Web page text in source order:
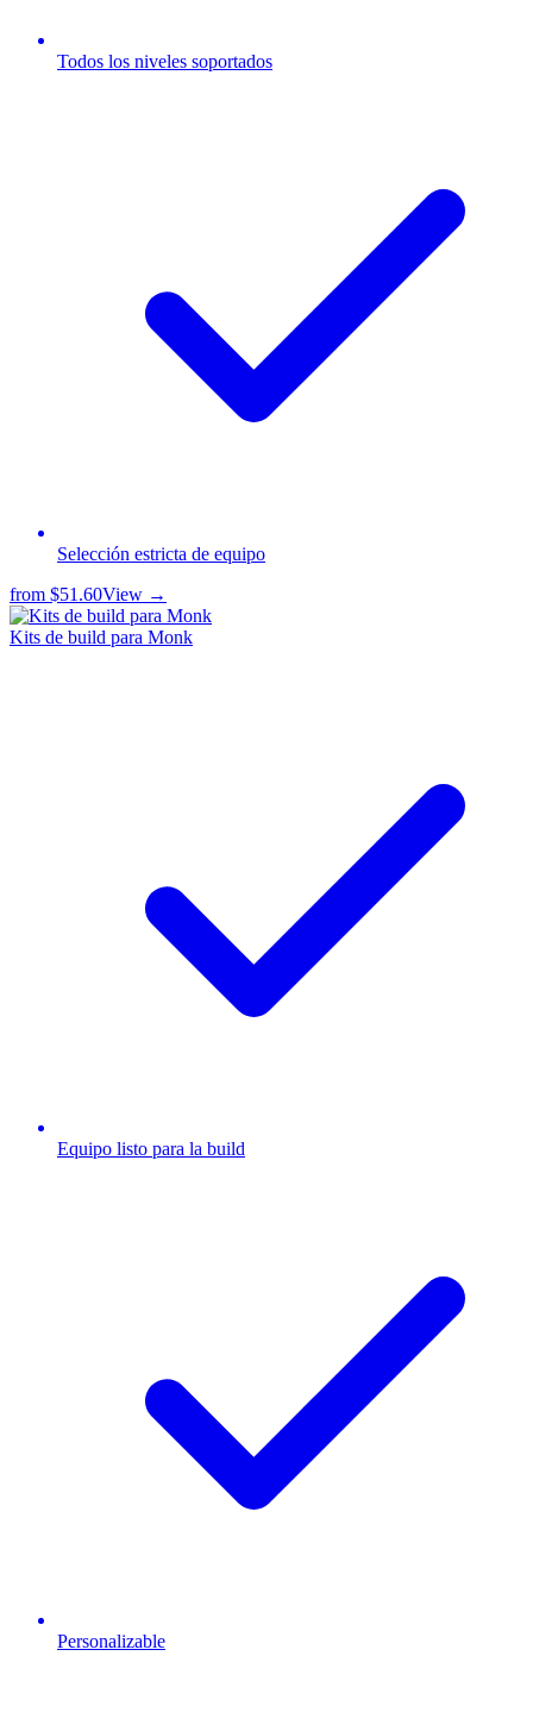
Todos los niveles soportados
Selección estricta de equipo
from $51.60View →
Kits de build para Monk
Equipo listo para la build
Personalizable